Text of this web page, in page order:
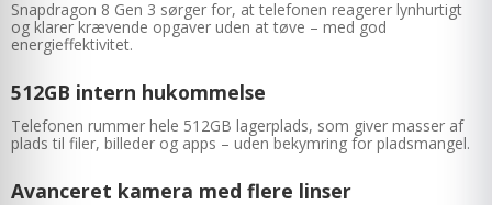
Snapdragon 8 Gen 3 sørger for, at telefonen reagerer lynhurtigt
og klarer krævende opgaver uden at tøve – med god
energieffektivitet.
512GB intern hukommelse
Telefonen rummer hele 512GB lagerplads, som giver masser af
plads til filer, billeder og apps – uden bekymring for pladsmangel.
Avanceret kamera med flere linser